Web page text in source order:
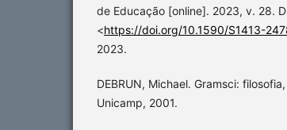
de Educação [online]. 2023, v. 28.
<https://doi.org/10.1590/S1413-
2023.
DEBRUN, Michael. Gramsci:
Unicamp, 2001.